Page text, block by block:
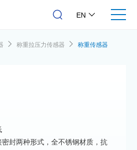
EN
称重拉压力传感器 称重传感器
封两种形式，全不锈钢材质，抗